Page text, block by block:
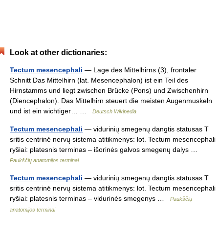
Look at other dictionaries:
Tectum mesencephali — Lage des Mittelhirns (3), frontaler
Schnitt Das Mittelhirn (lat. Mesencephalon) ist ein Teil des
Hirnstamms und liegt zwischen Brücke (Pons) und Zwischenhirn
(Diencephalon). Das Mittelhirn steuert die meisten Augenmuskeln
und ist ein wichtiger… …
Deutsch Wikipedia
Tectum mesencephali — vidurinių smegenų dangtis statusas T
sritis centrinė nervų sistema atitikmenys: lot. Tectum mesencephali
ryšiai: platesnis terminas – išorinės galvos smegenų dalys …
Paukščių anatomijos terminai
Tectum mesencephali — vidurinių smegenų dangtis statusas T
sritis centrinė nervų sistema atitikmenys: lot. Tectum mesencephali
ryšiai: platesnis terminas – vidurinės smegenys …
Paukščių
anatomijos terminai